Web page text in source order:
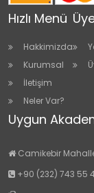
Hızlı Menü
Hakkimizda
Kurumsal
İletişim
Neler Var?
Uygun
Camikebir
+90 (232) 743 55